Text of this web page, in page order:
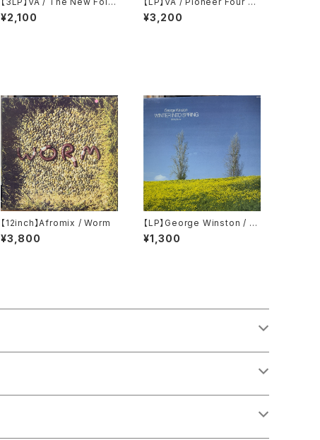
Encyclopaedia = ニュー・フ
ォーク大百科事典
¥2,100
annel Record
¥3,200
【12inch】Afromix / Worm
¥3,800
【LP】George Winston / W
inter Into Spring
¥1,300